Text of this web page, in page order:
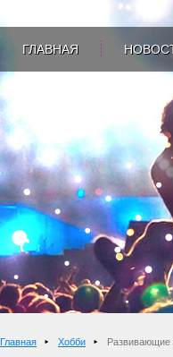
ГЛАВНАЯ
Главная Хобби Развивающие